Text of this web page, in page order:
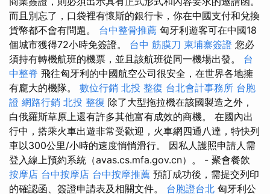
而且別忘了，口袋裡有懷斯的銀行卡，你在中國支付和兌換
貨幣都不會有問題。 台中整骨推薦 匈牙利遊客可在中國18
個城市獲得72小時免簽證。 台中 筋膜刀 柬埔寨簽證 您必
須持有轉機航班的機票，並且該航班從同一機場出發。 台
中整脊 飛往匈牙利的中國航空公司很安全，在世界各地擁
有龐大的機隊。 數位行銷 北投 整復 台北會計事務所 台胞
證 網路行銷 北投 整復 除了大型拖拉機在該國製造之外，
白俄羅斯草原上還有許多其他富有成效的商機。 在國內出
行中，搭乘火車出遊非常受歡迎，火車網四通八達，特快列
車以300公里/小時的速度悄悄滑行。 因私人護照申請人需
登入線上預約系統（avas.cs.mfa.gov.cn）。 - 聚會餐飲
按摩店 台中按摩店 台中按摩推薦 預訂成功後，需提交列印
的確認函、簽證申請表及相關文件。 台胞證台北 匈牙利公